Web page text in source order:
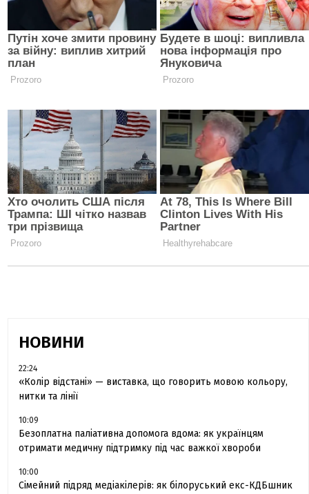
НОВИНИ
22:24
«Колір відстані» — виставка, що говорить мовою кольору,
нитки та лінії
10:09
Безоплатна паліативна допомога вдома: як українцям
отримати медичну підтримку під час важкої хвороби
10:00
Сімейний підряд медіакілерів: як білоруський екс-КДБшник